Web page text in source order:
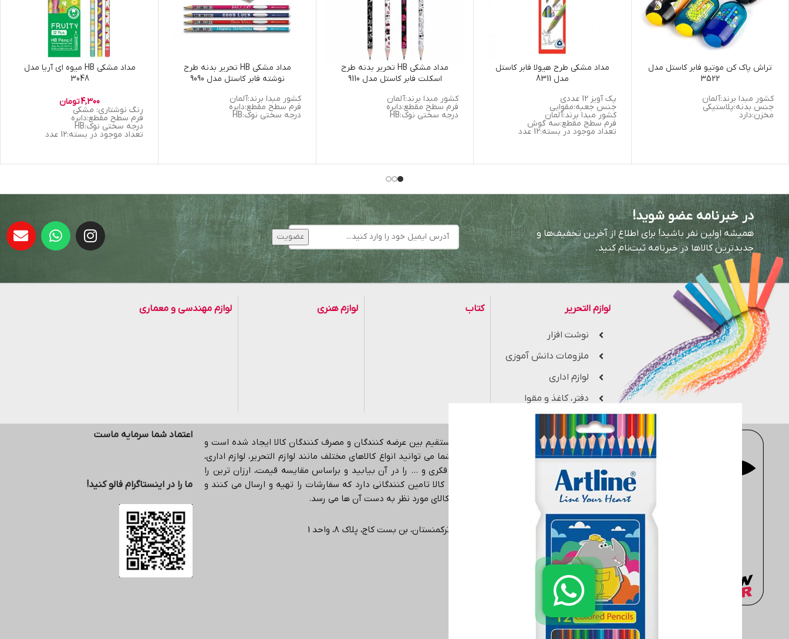
تراش پاک کن موتیو فابر کاستل مدل
3522
کشور مبدا برند:آلمان
جنس بدنه:پلاستیکی
مخزن:دارد
مداد مشکی طرح هیولا فابر کاستل
مدل 8311
پک آویز 12 عددی
جنس جعبه:مقوایی
کشور مبدا برند:آلمان
فرم سطح مقطع:سه گوش
تعداد موجود در بسته:12 عدد
مداد مشکی HB تحریر بدنه طرح
اسکلت فابر کاستل مدل 9110
کشور مبدا برند:آلمان
فرم سطح مقطع:دایره
درجه سختی نوک:HB
مداد مشکی HB تحریر بدنه طرح
نوشته فابر کاستل مدل 9090
کشور مبدا برند:آلمان
فرم سطح مقطع:دایره
درجه سختی نوک:HB
مداد مشکی HB میوه ای آریا مدل
3048
4,300تومان
رنگ نوشتاری: مشکی
فرم سطح مقطع:دایره
درجه سختی نوک:HB
تعداد موجود در بسته:12 عدد
می باشد.
در خبرنامه عضو شوید!
همیشه اولین نفر باشید! برای اطلاع از آخرین تخفیف‌ها و
جدیدترین کالاها در خبرنامه ثبت‌نام کنید.
لوازم التحریر
نوشت افزار
ملزومات دانش آموزی
لوازم اداری
دفتر، کاغذ و مقوا
کتاب لوازم هنری لوازم مهندسی و معماری
فروشگاه اینترنتیmoderntahrir
با هدف ایجاد ارتباط مستقیم بین عرضه کنندگان و مصرف کنندگان کالا ایجاد شده است و
جزء یکی از بزرگ ترین فروشگاه های اینترنتی می باشد.
شما می توانید انواع کالاهای مختلف مانند لوازم التحریر، لوازم اداری،
مهندسی، معماری، هنری، کتاب های کمک آموزشی، بازی فکری و … را در آن بیابید و براساس مقایسه قیمت، ارزان ترین را
انتخاب کنید. سایتmoderntahrir
در حوزه های مختلف کالا تامین کنندگانی دارد که سفارشات را تهیه و ارسال می کنند و
البته به خریداران این ضمانت را می دهد که دقیقا همان کالای مورد نظر به دست آن ها می رسد.
دفتر مرکزی: انتهاي خیابان مطهری، انتهاي خیابان ترکمنستان، بن بست کاج، پلاک ۸، واحد 1
02188402803
02188431569
واتساپ: 09361899670
تلگرام: 09361899670
اعتماد شما سرمایه ماست
ما را در اینستاگرام فالو کنید!